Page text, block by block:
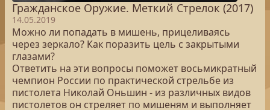
Гражданское Оружие. Меткий Стрелок (2017)
14.05.2019
Можно ли попадать в мишень, прицеливаясь
через зеркало? Как поразить цель с закрытыми
глазами?
Ответить на эти вопросы поможет восьмикратный
чемпион России по практической стрельбе из
пистолета Николай Оньшин - из различных видов
пистолетов он стреляет по мишеням и выполняет